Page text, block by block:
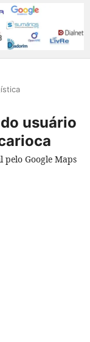
usuário
pelo Google Maps